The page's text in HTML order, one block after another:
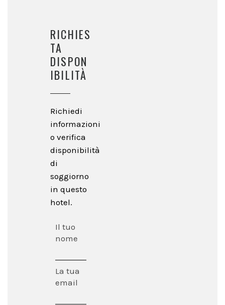
RICHIES
TA
DISPON
IBILITÀ
Richiedi
informazioni
o verifica
disponibilità
di
soggiorno
in questo
hotel.
Il tuo
nome
La tua
email